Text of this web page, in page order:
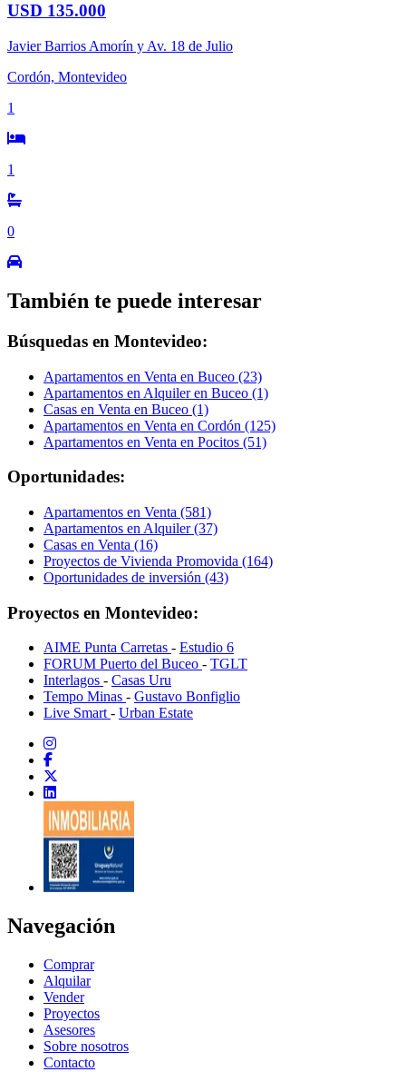
USD 135.000
Javier Barrios Amorín y Av. 18 de Julio
Cordón, Montevideo
1
1
0
También te puede interesar
Búsquedas en Montevideo:
Apartamentos en Venta en Buceo (23)
Apartamentos en Alquiler en Buceo (1)
Casas en Venta en Buceo (1)
Apartamentos en Venta en Cordón (125)
Apartamentos en Venta en Pocitos (51)
Oportunidades:
Apartamentos en Venta (581)
Apartamentos en Alquiler (37)
Casas en Venta (16)
Proyectos de Vivienda Promovida (164)
Oportunidades de inversión (43)
Proyectos en Montevideo:
AIME Punta Carretas - Estudio 6
FORUM Puerto del Buceo - TGLT
Interlagos - Casas Uru
Tempo Minas - Gustavo Bonfiglio
Live Smart- Urban Estate
Navegación
Comprar
Alquilar
Vender
Proyectos
Asesores
Sobre nosotros
Contacto